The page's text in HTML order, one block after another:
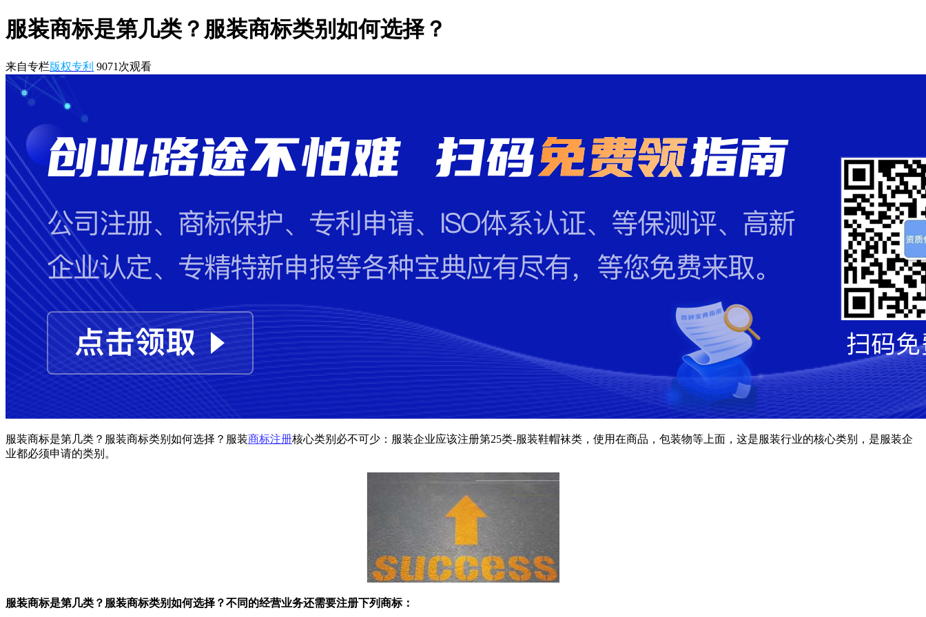
服装商标是第几类？服装商标类别如何选择？
来自专栏版权专利 9071 次观看
服装商标是第几类？服装商标类别如何选择？服装商标注册核心类别必不可少：服装企业应该注册第25类-服装鞋帽袜类，使用在商品，包装物等上面，这是服装行业的核心类别，是服装企
业都必须申请的类别。
服装商标是第几类？服装商标类别如何选择？不同的经营业务还需要注册下列商标：